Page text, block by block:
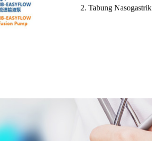
2. Tabung Nasogastrik